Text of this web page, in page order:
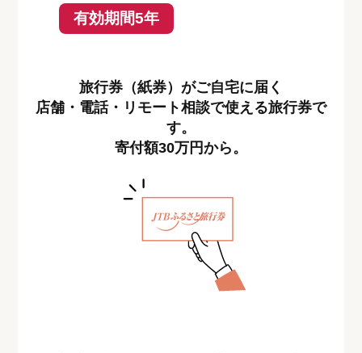
有効期間5年
旅行券（紙券）がご自宅に届く
店舗・電話・リモート相談で使える旅行券で
す。
寄付額30万円から。